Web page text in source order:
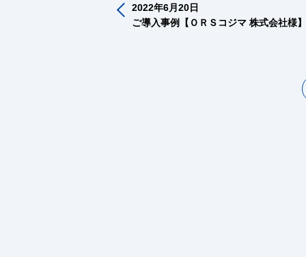
2022年6月20日
ご導入事例【ＯＲＳコジマ 株式会社様】